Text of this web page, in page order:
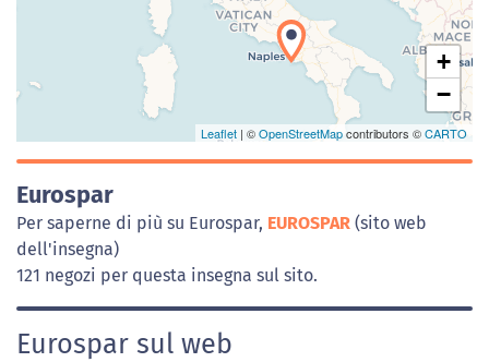
+
−
Leaflet | ©OpenStreetMapcontributors ©CARTO
Eurospar
Per saperne di più su Eurospar, EUROSPAR (sito web
dell'insegna)
121 negozi per questa insegna sul sito.
Eurospar sul web